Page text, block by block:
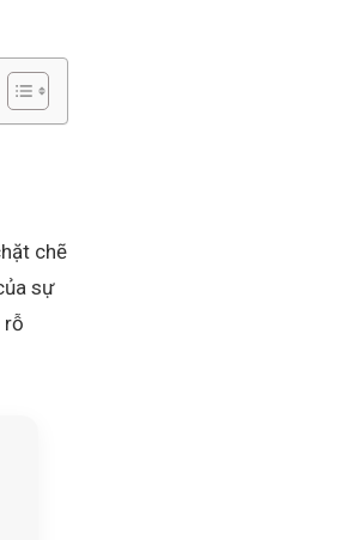
chẽ
sự
rỗ